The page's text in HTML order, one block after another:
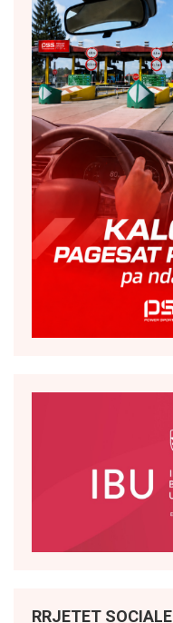
RRJETET SOCIALE